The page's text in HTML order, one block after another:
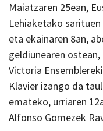
Maiatzaren 25ean,
Lehiaketako
eta ekainaren 8an,
geldiunearen
Victoria
Klavier izango da
emateko, urriaren
Alfonso Gomezek